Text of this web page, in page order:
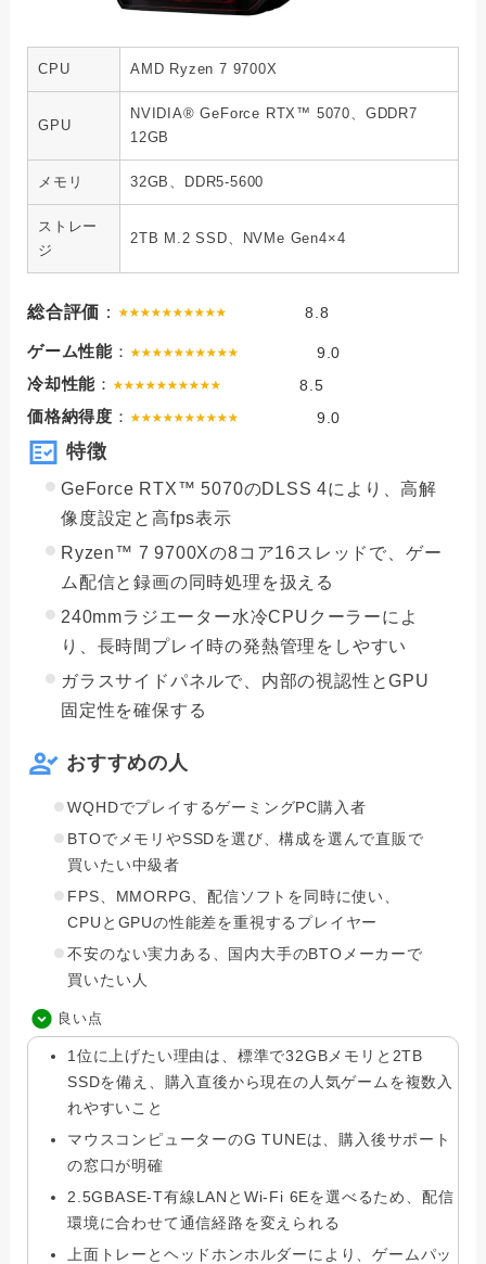
CPU AMD Ryzen 7 9700X
GPU
NVIDIA® GeForce RTX™ 5070、GDDR7
12GB
メモリ 32GB、DDR5-5600
ストレー
ジ
2TB M.2 SSD、NVMe Gen4×4
総合評価 ： 8.8
ゲーム性能： 9.0
冷却性能 ： 8.5
価格納得度 ： 9.0
特徴
GeForce RTX™ 5070のDLSS 4により、高解
像度設定と高fps表示
Ryzen™ 7 9700Xの8コア16スレッドで、ゲー
ム配信と録画の同時処理を扱える
240mmラジエーター水冷CPUクーラーによ
り、長時間プレイ時の発熱管理をしやすい
ガラスサイドパネルで、内部の視認性とGPU
固定性を確保する
おすすめの人
WQHDでプレイするゲーミングPC購入者
BTOでメモリやSSDを選び、構成を選んで直販で
買いたい中級者
FPS、MMORPG、配信ソフトを同時に使い、
CPUとGPUの性能差を重視するプレイヤー
不安のない実力ある、国内大手のBTOメーカーで
買いたい人
良い点
1位に上げたい理由は、標準で32GBメモリと2TB
SSDを備え、購入直後から現在の人気ゲームを複数入
れやすいこと
マウスコンピューターのG TUNEは、購入後サポート
の窓口が明確
2.5GBASE-T有線LANとWi-Fi 6Eを選べるため、配信
環境に合わせて通信経路を変えられる
上面トレーとヘッドホンホルダーにより、ゲームパッ